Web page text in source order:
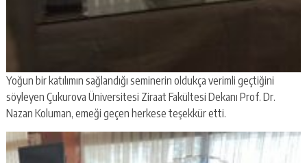
Yoğun bir katılımın sağlandığı seminerin oldukça verimli geçtiğini
söyleyen Çukurova Üniversitesi Ziraat Fakültesi Dekanı Prof. Dr.
Nazan Koluman, emeği geçen herkese teşekkür etti.